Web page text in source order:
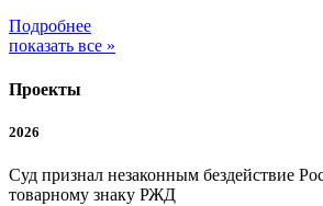
Подробнее
показать все »
Проекты
2026
Суд признал незаконным бездействие
товарному знаку РЖД